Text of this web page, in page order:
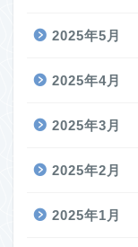
2025年5月
2025年4月
2025年3月
2025年2月
2025年1月